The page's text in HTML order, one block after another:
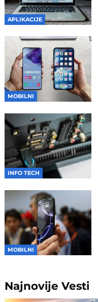
APLIKACIJE
MOBILNI
INFO TECH
MOBILNI
NajnovijeVesti